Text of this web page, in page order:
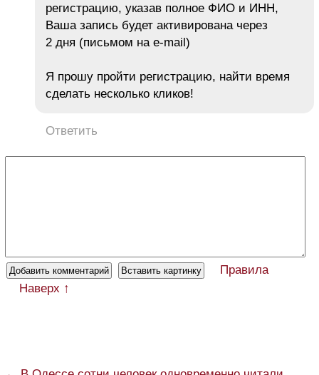
регистрацию, указав полное ФИО и ИНН,
Ваша запись будет активирована через
2 дня (письмом на e-mail)
Я прошу пройти регистрацию, найти время
сделать несколько кликов!
Ответить
Правила
Наверх ↑